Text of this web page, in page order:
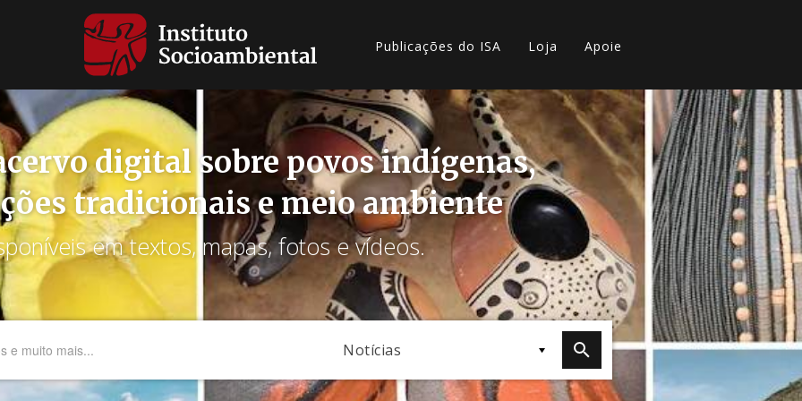
Publicações do ISA Loja Apoie
digital sobre povos indígenas,
tradicionais e meio ambiente
em textos, mapas, fotos e vídeos.
Notícias